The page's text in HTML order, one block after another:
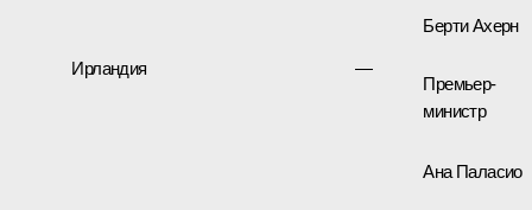
Ирландия —
Берти Ахерн
Премьер-
министр
Ана Паласио